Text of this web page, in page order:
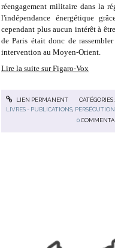
réengagement militaire dans la
l'indépendance énergétique
cependant plus aucun intérêt à
de Paris était donc de
intervention au Moyen-Orient.
Lire la suite sur Figaro-Vox
LIEN PERMANENT CATÉGORIES :
LIVRES - PUBLICATIONS
0